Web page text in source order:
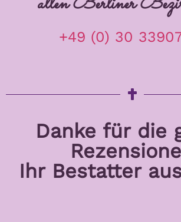
+49 (0) 30
Danke für die
Ihr Bestatter